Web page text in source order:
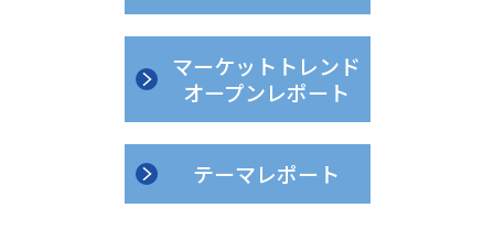
マーケットトレンド
オープンレポート
テーマレポート